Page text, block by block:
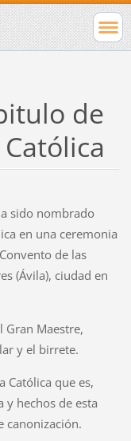
de
sido nombrado
en una ceremonia
de las
(Ávila), ciudad en
Gran Maestre,
y el birrete.
Católica que es,
hechos de esta
canonización.